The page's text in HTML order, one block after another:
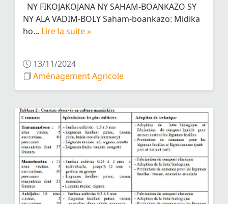
NY FIKOJAKOJANA NY SAHAM-BOANKAZO SY
NY ALA VADIM-BOLY Saham-boankazo: Midika
ho... Lire la suite »
13/11/2024
Aménagement Agricole